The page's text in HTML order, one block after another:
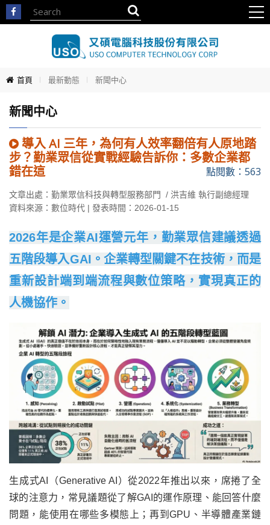
首頁 最新動態 新聞中心
新聞中心
導入 AI 三年，為何有人效率翻倍有人原地踏
步？勤業眾信從實戰經驗告訴你：多數企業都
錯在這
點閱數：563
文章出處：勤業眾信科技與轉型服務部門 / 洪吉維 執行副總經理
資料來源：數位時代 | 發表時間：2026-01-15
2026年是企業AI運營元年，勤業眾信建議透過
五階段導入GAI。企業轉型關鍵不在技術，而是
重新設計端到端流程與數位策略，實現真正的
人機協作。
生成式AI（Generative AI）從2022年推出以來，席捲了全
球的注意力，常見議題從了解GAI的運作原理、能回答什麼
問題，能使用在哪些多模態上；再到GPU、半導體產業鏈